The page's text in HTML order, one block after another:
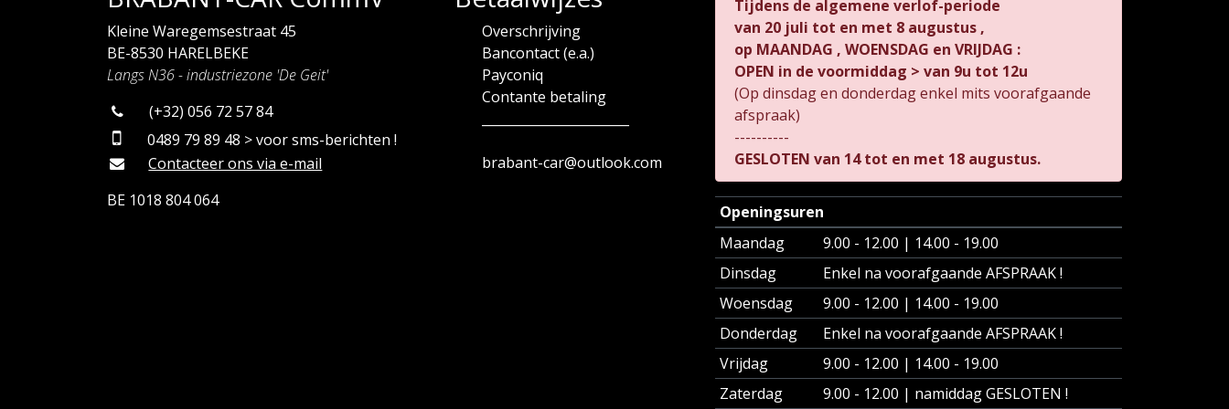
Kleine Waregemsestraat 45
BE-8530 HARELBEKE
Langs N36 - industriezone 'De Geit'
(+32) 056 72 57 84
0489 79 89 48 > voor sms-berichten !
Contacteer ons via e-mail
BE 1018 804 064
Overschrijving
Bancontact (e.a.)
Payconiq
Contante betaling
brabant-car@outlook.com
Tijdens de algemene verlof-periode
van 20 juli tot en met 8 augustus ,
op MAANDAG , WOENSDAG en VRIJDAG :
OPEN in de voormiddag > van 9u tot 12u
(Op dinsdag en donderdag enkel mits voorafgaande
afspraak)
----------
GESLOTEN van 14 tot en met 18 augustus.
Openingsuren
Maandag
9.00 - 12.00 | 14.00 - 19.00
Dinsdag
Enkel na voorafgaande AFSPRAAK !
Woensdag
9.00 - 12.00 | 14.00 - 19.00
Donderdag
Enkel na voorafgaande AFSPRAAK !
Vrijdag
9.00 - 12.00 | 14.00 - 19.00
Zaterdag
9.00 - 12.00 | namiddag GESLOTEN !